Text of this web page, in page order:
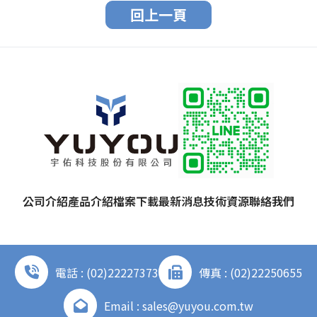
回上一頁
公司介紹產品介紹檔案下載最新消息技術資源聯絡我們
電話 : (02)22227373
傳真 : (02)22250655
Email : sales@yuyou.com.tw